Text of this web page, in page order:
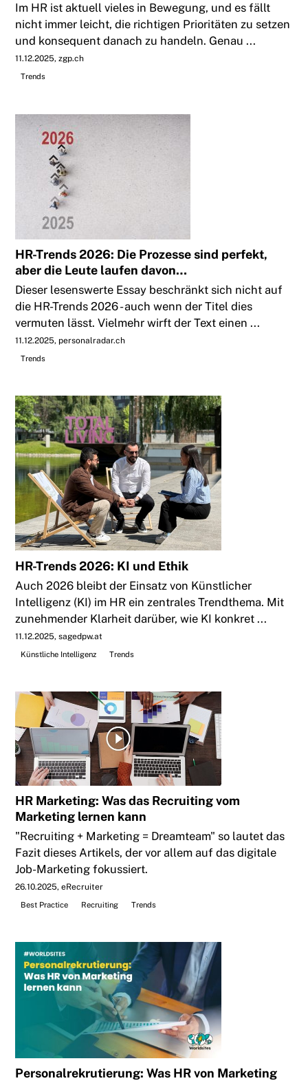
Im HR ist aktuell vieles in Bewegung, und es fällt
nicht immer leicht, die richtigen Prioritäten zu setzen
und konsequent danach zu handeln. Genau ...
11.12.2025 zgp.ch
Trends
HR-Trends 2026: Die Prozesse sind perfekt,
aber die Leute laufen davon…
Dieser lesenswerte Essay beschränkt sich nicht auf
die HR-Trends 2026 - auch wenn der Titel dies
vermuten lässt. Vielmehr wirft der Text einen ...
11.12.2025 personalradar.ch
Trends
HR-Trends 2026: KI und Ethik
Auch 2026 bleibt der Einsatz von Künstlicher
Intelligenz (KI) im HR ein zentrales Trendthema. Mit
zunehmender Klarheit darüber, wie KI konkret ...
11.12.2025 sagedpw.at
Künstliche Intelligenz
Trends
HR Marketing: Was das Recruiting vom
Marketing lernen kann
"Recruiting + Marketing = Dreamteam" so lautet das
Fazit dieses Artikels, der vor allem auf das digitale
Job-Marketing fokussiert.
26.10.2025 eRecruiter
Best Practice
Recruiting Trends
Personalrekrutierung: Was HR von Marketing